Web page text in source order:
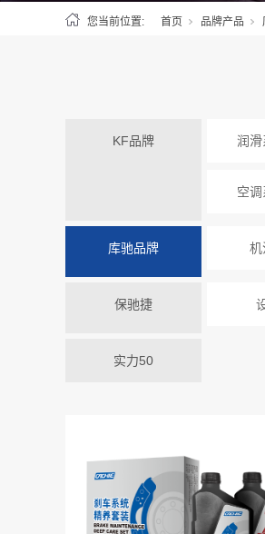
您当前位置: 首页 品牌产品
KF品牌 润滑
空
库驰品牌 机
保驰捷
实力50